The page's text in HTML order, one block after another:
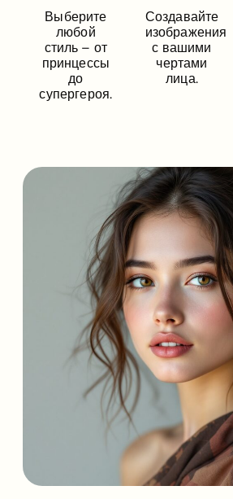
Выберите
любой
стиль – от
принцессы
до
супергероя.
Создавайте
изображения
с вашими
чертами
лица.